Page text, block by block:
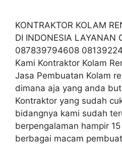
KONTRAKTOR KOLAM
DI INDONESIA LAYANAN
087839794608
Kami Kontraktor Kolam
Jasa Pembuatan Kolam
dimana aja yang anda
Kontraktor yang sudah
bidangnya kami sudah
berpengalaman hampir
berbagai macam